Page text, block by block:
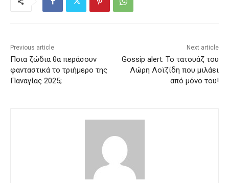
Previous article
Ποια ζώδια θα περάσουν
φανταστικά το τριήμερο της
Παναγίας 2025;
Next article
Gossip alert: Το τατουάζ του
Λώρη Λοϊζίδη που μιλάει
από μόνο του!